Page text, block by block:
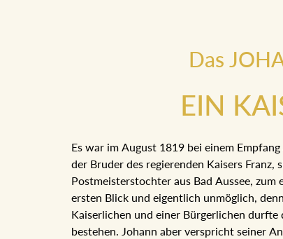
Das
EIN
Es war im August 1819 bei einem
der Bruder des regierenden Kaisers Franz,
Postmeisterstochter aus Bad Aussee, zum
ersten Blick und eigentlich unmöglich,
Kaiserlichen und einer Bürgerlichen durfte
bestehen. Johann aber verspricht seiner